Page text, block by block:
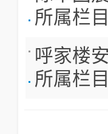
所属栏
呼家楼
所属栏